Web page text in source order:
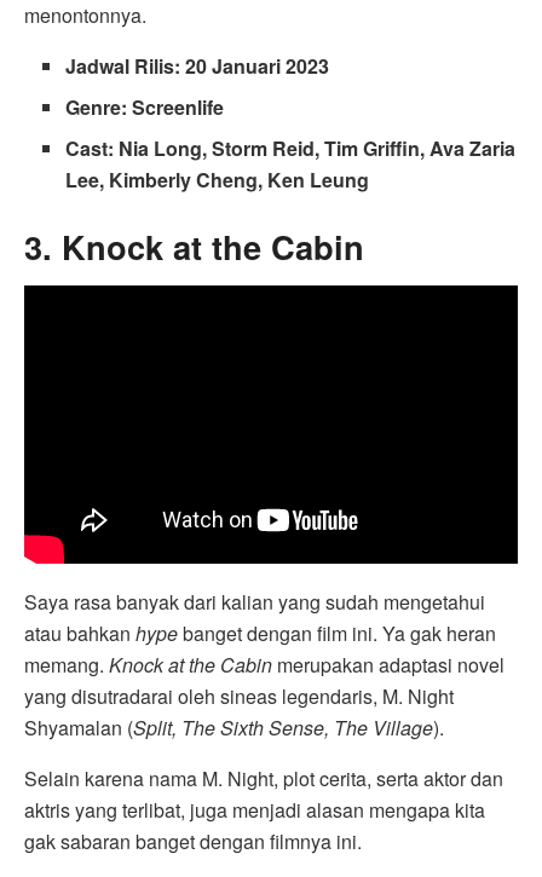
menontonnya.
Jadwal Rilis: 20 Januari 2023
Genre: Screenlife
Cast: Nia Long, Storm Reid, Tim Griffin, Ava Zaria
Lee, Kimberly Cheng, Ken Leung
3. Knock at the Cabin
Saya rasa banyak dari kalian yang sudah mengetahui
atau bahkan hypebanget dengan film ini. Ya gak heran
memang. Knock at the Cabin merupakan adaptasi novel
yang disutradarai oleh sineas legendaris, M. Night
Shyamalan (Split, The Sixth Sense, The Village).
Selain karena nama M. Night, plot cerita, serta aktor dan
aktris yang terlibat, juga menjadi alasan mengapa kita
gak sabaran banget dengan filmnya ini.